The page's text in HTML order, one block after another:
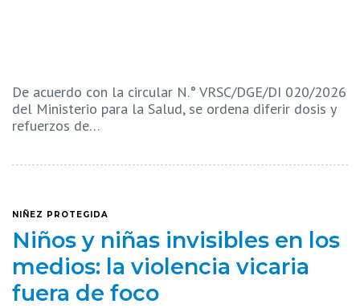
De acuerdo con la circular N.° VRSC/DGE/DI 020/2026
del Ministerio para la Salud, se ordena diferir dosis y
refuerzos de…
NIÑEZ PROTEGIDA
Niños y niñas invisibles en los
medios: la violencia vicaria
fuera de foco